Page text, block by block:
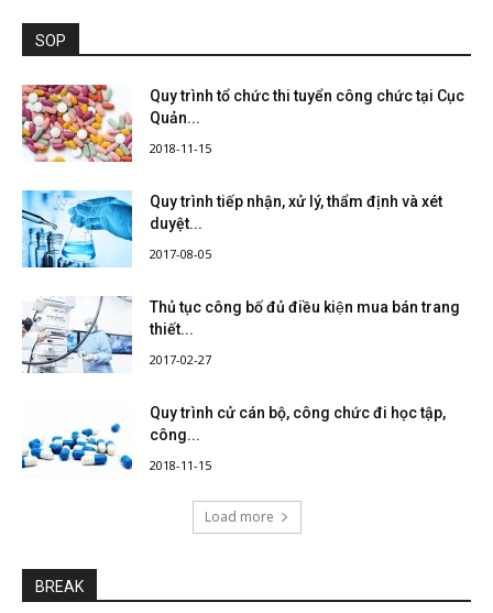
SOP
Quy trình tổ chức thi tuyển công chức tại Cục
Quản...
2018-11-15
Quy trình tiếp nhận, xử lý, thẩm định và xét
duyệt...
2017-08-05
Thủ tục công bố đủ điều kiện mua bán trang
thiết...
2017-02-27
Quy trình cử cán bộ, công chức đi học tập,
công...
2018-11-15
Load more
BREAK